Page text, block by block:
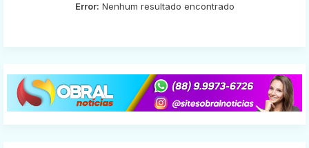
Error: Nenhum resultado encontrado